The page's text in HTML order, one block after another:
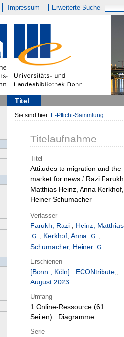
Impressum Erweiterte Suche
Titel
Sie sind hier: E-Pflicht-Sammlung
Titelaufnahme
Titel
Attitudes to migration and the
market for news / Razi
Matthias Heinz, Anna Kerkhof,
Heiner Schumacher
Verfasser
Farukh, Razi ; Heinz, Matthias
; Kerkhof, Anna
;
Schumacher, Heiner
Erschienen
[Bonn ; Köln] : ECONtribute,,
August 2023
Umfang
1 Online-Ressource (61
Seiten) : Diagramme
Serie